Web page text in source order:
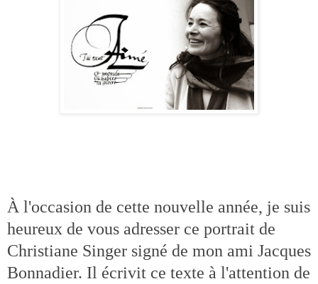
À l'occasion de cette nouvelle année, je suis
heureux de vous adresser ce portrait de
Christiane Singer signé de mon ami Jacques
Bonnadier. Il écrivit ce texte à l'attention de